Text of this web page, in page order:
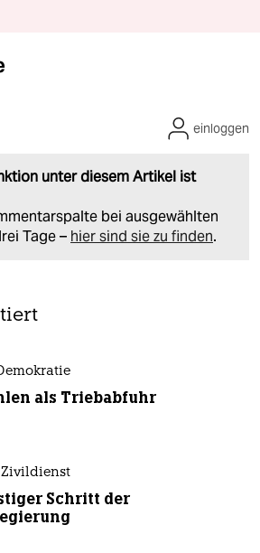
unter diesem Artikel ist
bei ausgewählten
Tage – hier sind sie zu finden.
einloggen
als Triebabfuhr
Schritt der